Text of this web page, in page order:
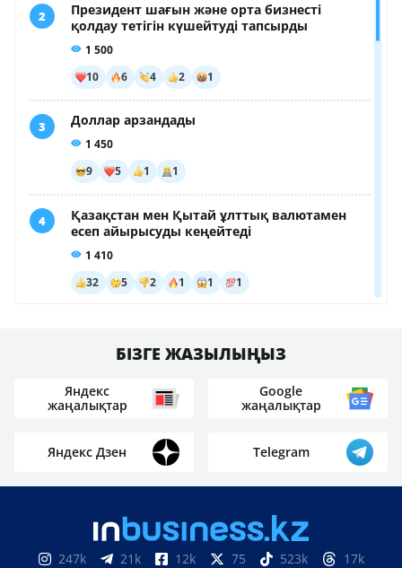
БІЗГЕ ЖАЗЫЛЫҢЫЗ
Яндекс
жаңалықтар
Google
жаңалықтар
Яндекс Дзен Telegram
247k 21k 12k 75 523k 17k